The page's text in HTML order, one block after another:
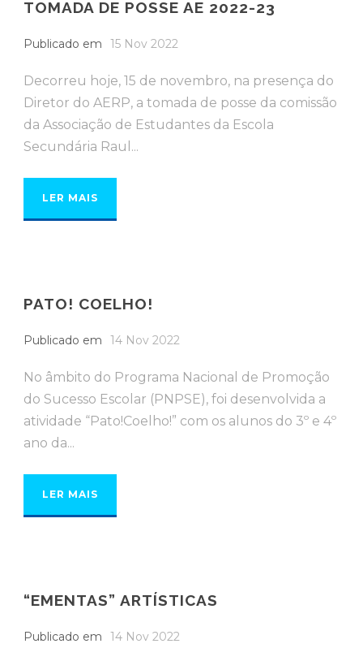
TOMADA DE POSSE AE 2022-23
Publicado em 15 Nov 2022
Decorreu hoje, 15 de novembro, na presença do
Diretor do AERP, a tomada de posse da comissão
da Associação de Estudantes da Escola
Secundária Raul...
LER MAIS
PATO! COELHO!
Publicado em 14 Nov 2022
No âmbito do Programa Nacional de Promoção
do Sucesso Escolar (PNPSE), foi desenvolvida a
atividade “Pato!Coelho!” com os alunos do 3º e 4º
ano da...
LER MAIS
“EMENTAS” ARTÍSTICAS
Publicado em 14 Nov 2022